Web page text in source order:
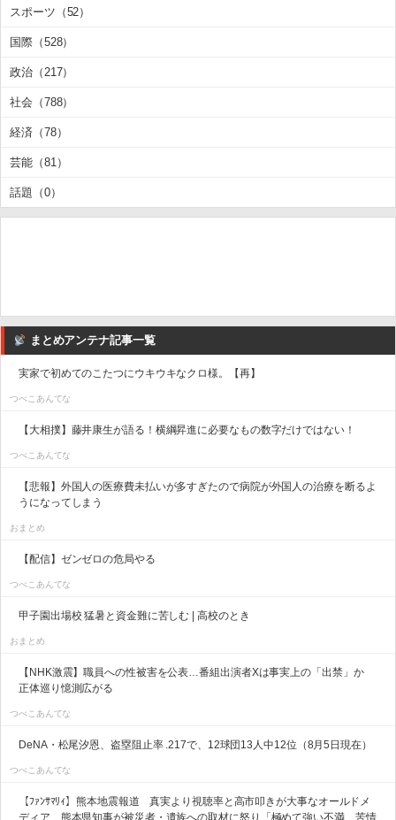
スポーツ（52）
国際（528）
政治（217）
社会（788）
経済（78）
芸能（81）
話題（0）
まとめアンテナ記事一覧
実家で初めてのこたつにウキウキなクロ様。【再】
つべこあんてな
【大相撲】藤井康生が語る！横綱昇進に必要なもの数字だけではない！
つべこあんてな
【悲報】外国人の医療費未払いが多すぎたので病院が外国人の治療を断るよ
うになってしまう
おまとめ
【配信】ゼンゼロの危局やる
つべこあんてな
甲子園出場校 猛暑と資金難に苦しむ | 高校のとき
おまとめ
【NHK激震】職員への性被害を公表…番組出演者Xは事実上の「出禁」か
正体巡り憶測広がる
つべこあんてな
DeNA・松尾汐恩、盗塁阻止率 .217で、12球団13人中12位（8月5日現在）
つべこあんてな
【ﾌｧﾝｻﾏﾘｨ】熊本地震報道 真実より視聴率と高市叩きが大事なオールドメ